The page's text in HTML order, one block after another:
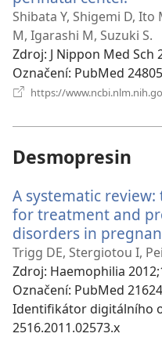
nové
okno)
Shibata Y, Shigemi D, Ito
M, Igarashi M, Suzuki S.
Zdroj‎: J Nippon Med Sch
Označení‎: PubMed
https://
Desmopresin
A systematic
for treatment and
disorders in
Trigg DE, Stergiotou I,
Zdroj‎: Haemophilia
Označení‎: PubMed
Identifikátor digitálního
2516.2011.02573.x